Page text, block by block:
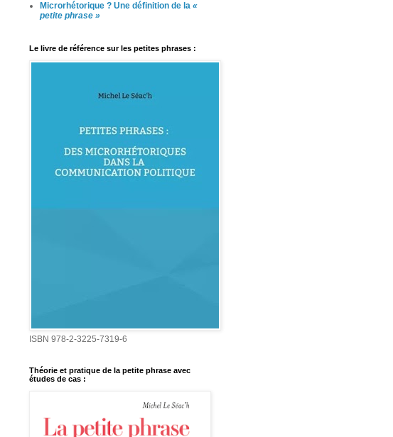
Microrhétorique ? Une définition de la «
petite phrase »
Le livre de référence sur les petites phrases :
ISBN 978-2-3225-7319-6
Théorie et pratique de la petite phrase avec
études de cas :